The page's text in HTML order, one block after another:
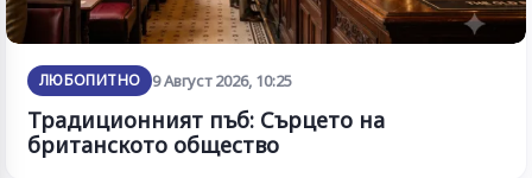
ЛЮБОПИТНО 9 Август 2026, 10:25
Традиционният пъб: Сърцето на
британското общество